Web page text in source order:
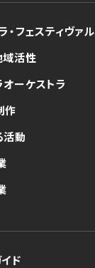
・フェスティヴァル
域活性
ーケストラ
作
活動
ド